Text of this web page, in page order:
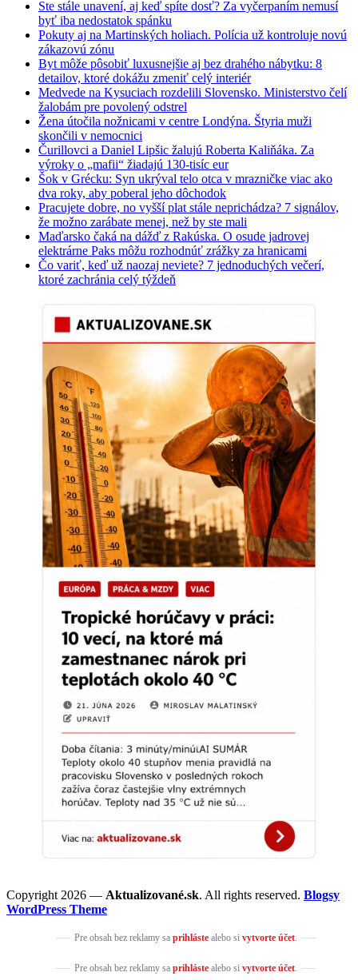
Ste stále unavení, aj keď spíte dosť? Za vyčerpaním nemusí
byť iba nedostatok spánku
Pokuty aj na Martinských holiach. Polícia už kontroluje novú
zákazovú zónu
Byt môže pôsobiť luxusnejšie aj bez drahého nábytku: 8
detailov, ktoré dokážu zmeniť celý interiér
Medvede na Kysuciach rozdelili Slovensko. Ministerstvo čelí
žalobám pre povolený odstrel
Žena útočila nožnicami v centre Londýna. Štyria muži
skončili v nemocnici
Čurillovci a Daniel Lipšic žalujú Roberta Kaliňáka. Za
výroky o „mafii“ žiadajú 130-tisíc eur
Šok v Grécku: Syn ukrýval telo otca v mrazničke viac ako
dva roky, aby poberal jeho dôchodok
Pracujete dobre, no vyšší plat stále neprichádza? 7 signálov,
že možno zarábate menej, než by ste mali
Maďarsko čaká na dážď z Rakúska. O osude jadrovej
elektrárne Paks môžu rozhodnúť zrážky za hranicami
Čo variť, keď už naozaj neviete? 7 jednoduchých večerí,
ktoré zachránia celý týždeň
Copyright 2026 — Aktualizované.sk. All rights reserved. Blogsy
WordPress Theme
Pre obsah bez reklamy sa prihlástealebo si vytvorte účet.